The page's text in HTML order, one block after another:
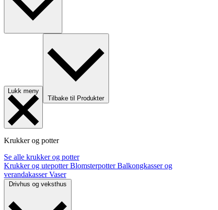
Lukk meny
Tilbake til Produkter
Krukker og potter
Se alle krukker og potter
Krukker og utepotterBlomsterpotterBalkongkasser og
verandakasserVaser